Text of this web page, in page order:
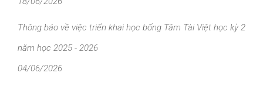
Thông báo về việc triển khai học bổng Tâm Tài Việt học kỳ 2
năm học 2025 - 2026
04/06/2026